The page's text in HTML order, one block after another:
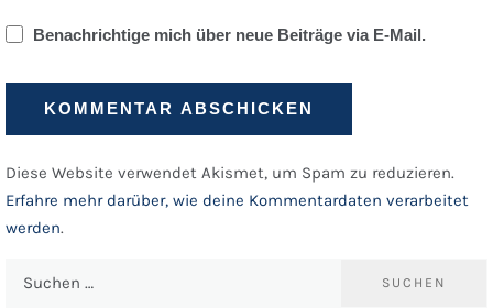
Benachrichtige mich über neue Beiträge via E-Mail.
Diese Website verwendet Akismet, um Spam zu reduzieren.
Erfahre mehr darüber, wie deine Kommentardaten verarbeitet
werden.